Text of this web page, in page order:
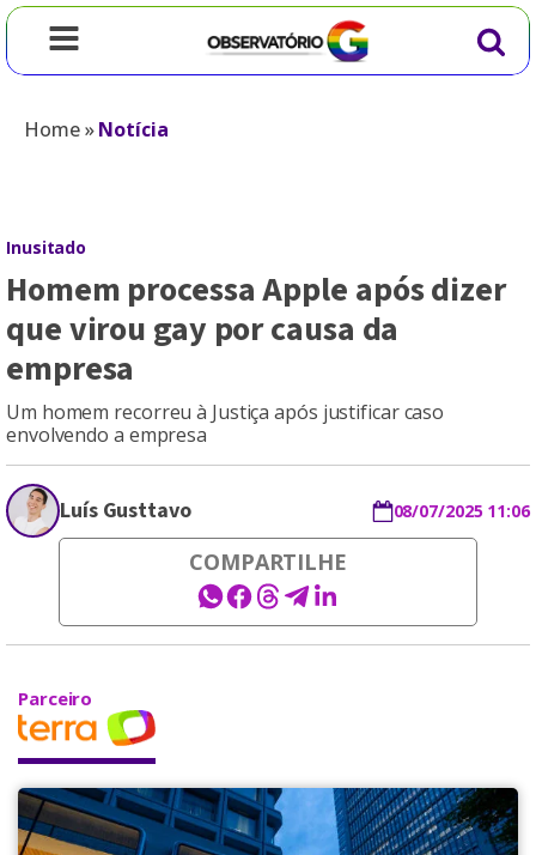
Home»Notícia
Inusitado
Homem processa Apple após dizer
que virou gay por causa da
empresa
Um homem recorreu à Justiça após justificar caso
envolvendo a empresa
Luís Gusttavo 08/07/2025 11:06
COMPARTILHE
Parceiro